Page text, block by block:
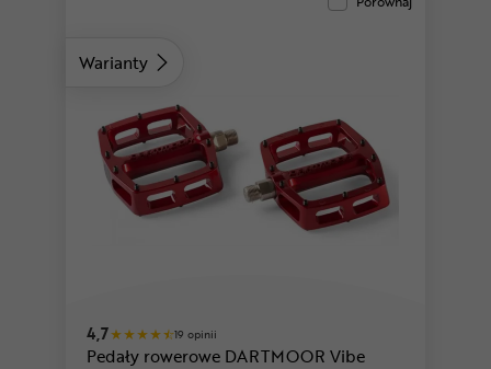
Warianty
4,7 19 opinii
Pedały rowerowe DARTMOOR Vibe